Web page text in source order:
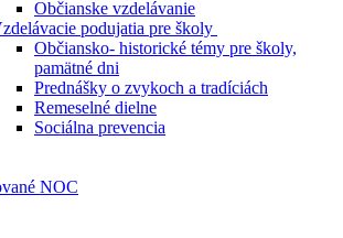
Občianske vzdelávanie
podujatia pre školy
Občiansko- historické témy pre školy,
pamätné dni
Prednášky o zvykoch a tradíciách
Remeselné dielne
Sociálna prevencia
NOC